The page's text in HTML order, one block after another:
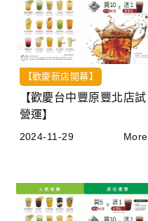
【歡慶新店開幕】
【歡慶台中豐原豐北店試
營運】
2024-11-29 More